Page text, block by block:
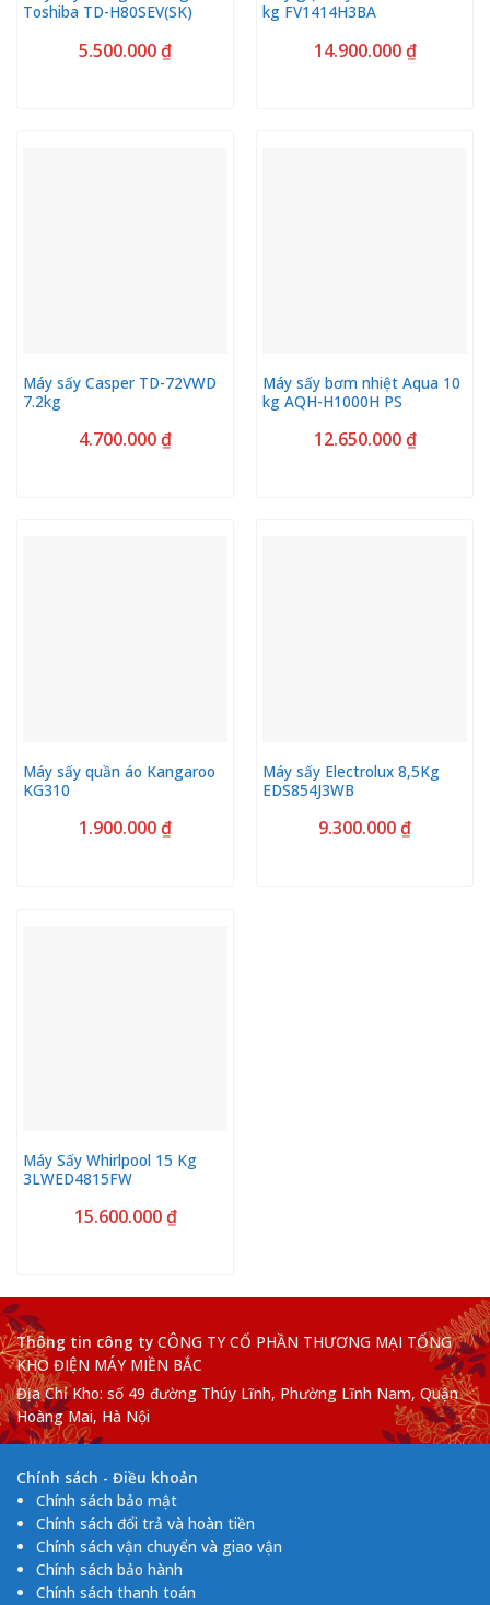
Toshiba TD-H80SEV(SK)
5.500.000₫
kg FV1414H3BA
14.900.000₫
Máy sấy Casper TD-72VWD
7.2kg
4.700.000₫
Máy sấy bơm nhiệt Aqua 10
kg AQH-H1000H PS
12.650.000₫
Máy sấy quần áo Kangaroo
KG310
1.900.000₫
Máy sấy Electrolux 8,5Kg
EDS854J3WB
9.300.000₫
Máy Sấy Whirlpool 15 Kg
3LWED4815FW
15.600.000₫
Thông tin công ty CÔNG TY CỔ PHẦN THƯƠNG MẠI TỔNG
KHO ĐIỆN MÁY MIỀN BẮC
Địa Chỉ Kho: số 49 đường Thúy Lĩnh, Phường Lĩnh Nam, Quận
Hoàng Mai, Hà Nội
Chính sách - Điều khoản
Chính sách bảo mật
Chính sách đổi trả và hoàn tiền
Chính sách vận chuyển và giao vận
Chính sách bảo hành
Chính sách thanh toán